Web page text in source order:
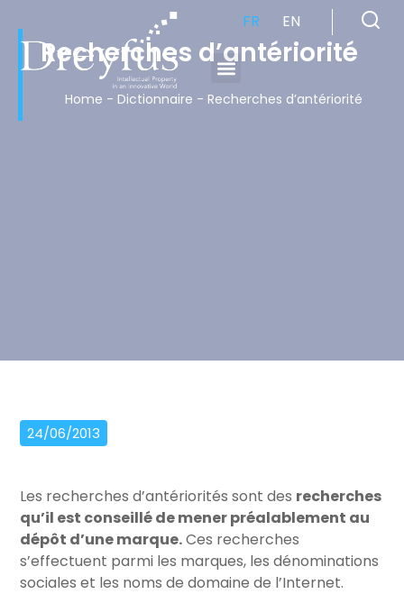
FR EN
Recherches d’antériorité
Home - Dictionnaire - Recherches d’antériorité
24/06/2013
Les recherches d’antériorités sont des recherches
qu’il est conseillé de mener préalablement au
dépôt d’une marque.Ces recherches
s’effectuent parmi les marques, les dénominations
sociales et les noms de domaine de l’Internet.